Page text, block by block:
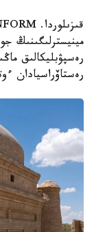
مينيسترلىگىنىڭ
رەسپۋبليكالىق
رەستاۆراسيادان